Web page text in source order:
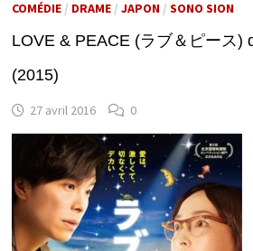
COMÉDIE/ DRAME/ JAPON/ SONO SION
LOVE & PEACE (ラブ＆ピース)
(2015)
27 avril 2016 0